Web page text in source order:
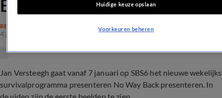
Back
REALITY
4 jan 2024, 22:03
Jan Versteegh gaat vanaf 7 januari op SBS6 het nieuwe wekelijks
survivalprogramma presenteren No Way Back presenteren. In
Huidige keuze opslaan
Voorkeuren beheren